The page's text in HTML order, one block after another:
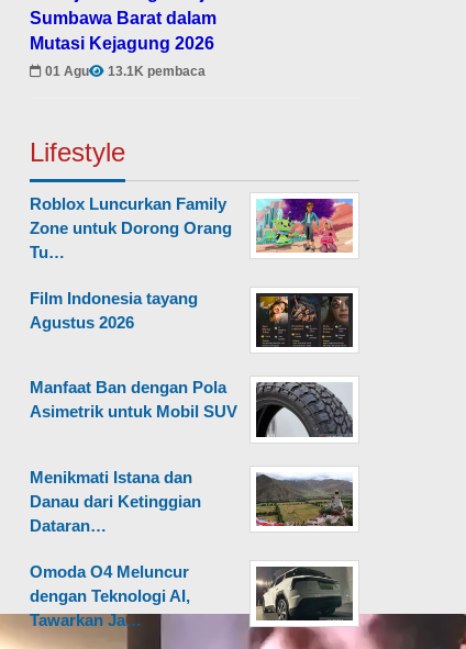
Sumbawa Barat dalam
Mutasi Kejagung 2026
01 Agu 13.1K pembaca
Lifestyle
Roblox Luncurkan Family
Zone untuk Dorong Orang
Tu…
Film Indonesia tayang
Agustus 2026
Manfaat Ban dengan Pola
Asimetrik untuk Mobil SUV
Menikmati Istana dan
Danau dari Ketinggian
Dataran…
Omoda O4 Meluncur
dengan Teknologi AI,
Tawarkan Ja…